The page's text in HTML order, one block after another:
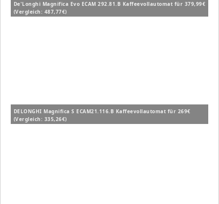
De'Longhi Magnifica Evo ECAM 292.81.B Kaffeevollautomat für 379,99€
(Vergleich: 487,77€)
DELONGHI Magnifica S ECAM21.116.B Kaffeevollautomat für 269€
(Vergleich: 335,26€)